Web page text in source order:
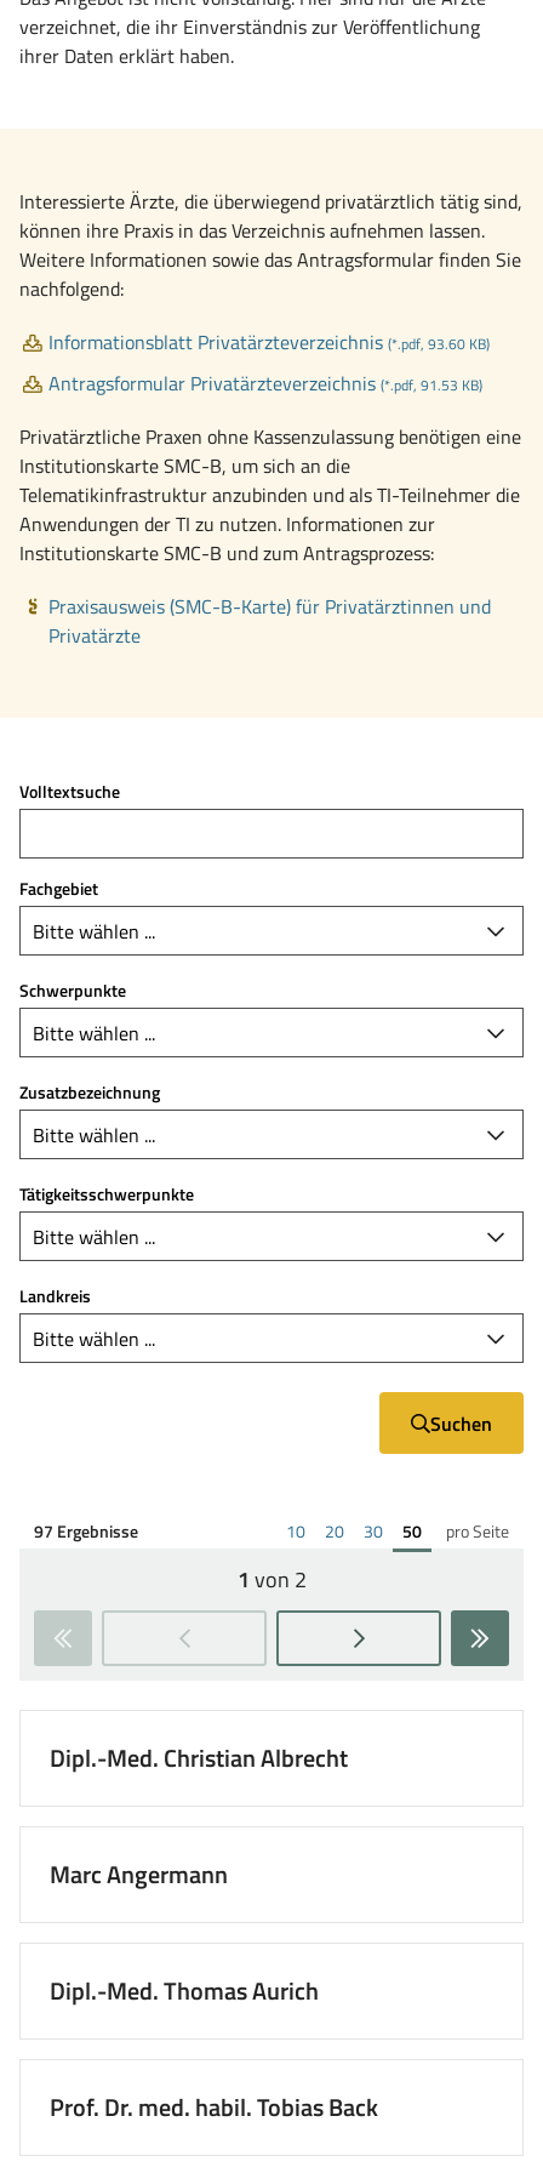
verzeichnet, die ihr Einverständnis zur Veröffentlichung
ihrer Daten erklärt haben.
Interessierte Ärzte, die überwiegend privatärztlich tätig sind,
können ihre Praxis in das Verzeichnis aufnehmen lassen.
Weitere Informationen sowie das Antragsformular finden Sie
nachfolgend:
Informationsblatt Privatärzteverzeichnis (*.pdf, 93.60 KB)
Antragsformular Privatärzteverzeichnis (*.pdf, 91.53 KB)
Privatärztliche Praxen ohne Kassenzulassung benötigen eine
Institutionskarte SMC-B, um sich an die
Telematikinfrastruktur anzubinden und als TI-Teilnehmer die
Anwendungen der TI zu nutzen. Informationen zur
Institutionskarte SMC-B und zum Antragsprozess:
Praxisausweis (SMC-B-Karte) für Privatärztinnen und
Privatärzte
Volltextsuche
Fachgebiet
Schwerpunkte
Zusatzbezeichnung
Tätigkeitsschwerpunkte
Landkreis
Suchen
97 Ergebnisse 10Ergebnisse
Seite
anzeigen
20Ergebnisse
anzeigen
30Ergebnisse
pro
anzeigen
50Ergebnisse
pro
anzeigen
pro Seite
Seite:
1 von 2
Zur
Seite
Zur
Seite
Dipl.-Med. Christian Albrecht
Marc Angermann
Dipl.-Med. Thomas Aurich
Prof. Dr. med. habil. Tobias Back